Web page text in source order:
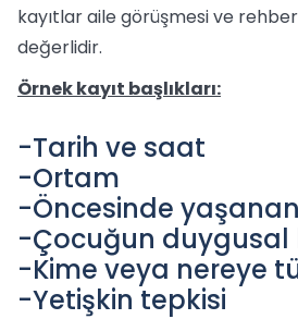
kayıtlar aile görüşmesi ve
değerlidir.
Örnek kayıt başlıkları:
-Tarih ve saat
-Ortam
-Öncesinde
-Çocuğun duygusal
-Kime veya nereye
-Yetişkin tepkisi